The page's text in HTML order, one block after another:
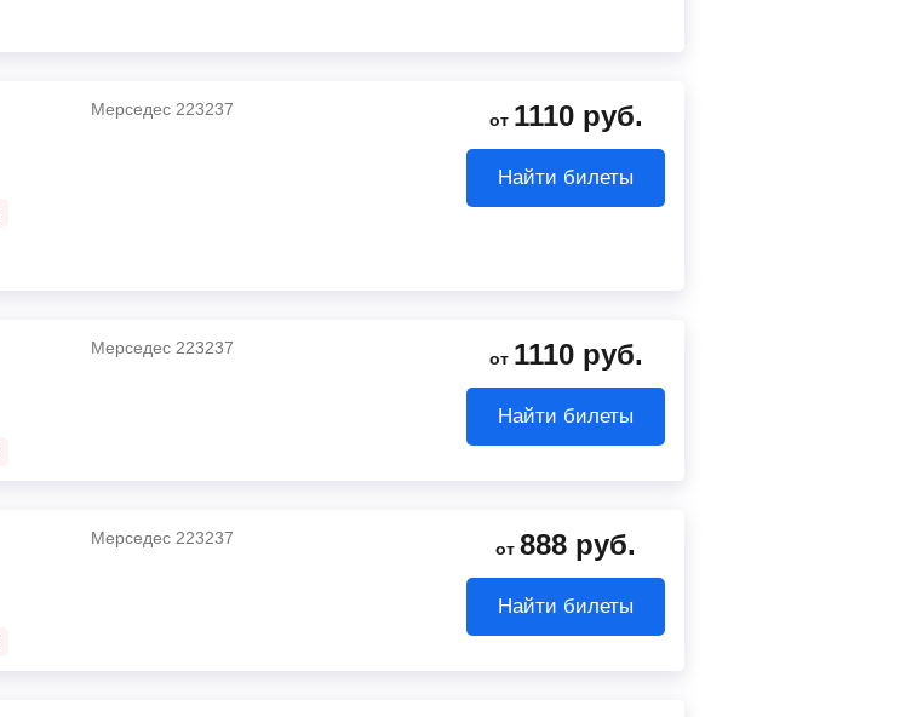
Мерседес 223237
от 1110 руб.
Найти билеты
Мерседес 223237
от 1110 руб.
Найти билеты
Мерседес 223237
от888 руб.
Найти билеты